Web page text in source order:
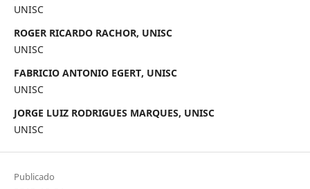
UNISC
ROGER RICARDO RACHOR, UNISC
UNISC
FABRICIO ANTONIO EGERT, UNISC
UNISC
JORGE LUIZ RODRIGUES MARQUES, UNISC
UNISC
Publicado